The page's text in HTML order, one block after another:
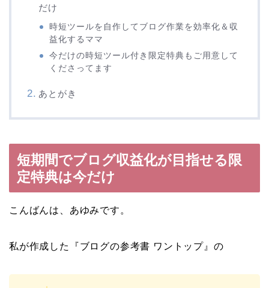
だけ
時短ツールを自作してブログ作業を効率化＆収
益化するママ
今だけの時短ツール付き限定特典もご用意して
くださってます
あとがき
短期間でブログ収益化が目指せる限
定特典は今だけ
こんばんは、あゆみです。
私が作成した『ブログの参考書 ワントップ』の